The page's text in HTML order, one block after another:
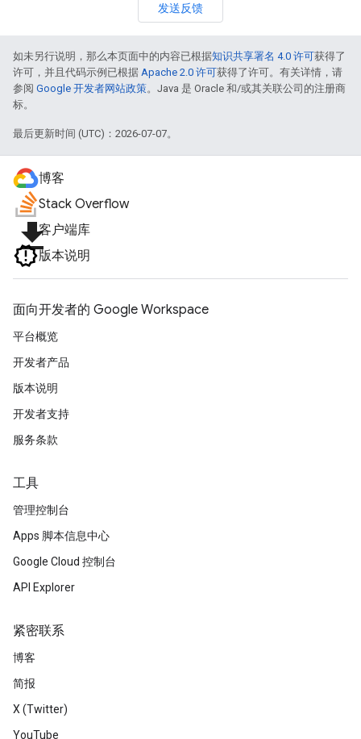
发送反馈
如未另行说明，那么本页面中的内容已根据知识共享署名 4.0 许可获得了
许可，并且代码示例已根据 Apache 2.0 许可获得了许可。有关详情，请
参阅 Google 开发者网站政策。Java 是 Oracle 和/或其关联公司的注册商
标。
最后更新时间 (UTC)：2026-07-07。
博客
Stack Overflow
file_download客户端库
版本说明
面向开发者的 Google Workspace
平台概览
开发者产品
版本说明
开发者支持
服务条款
工具
管理控制台
Apps 脚本信息中心
Google Cloud 控制台
API Explorer
紧密联系
博客
简报
X (Twitter)
YouTube